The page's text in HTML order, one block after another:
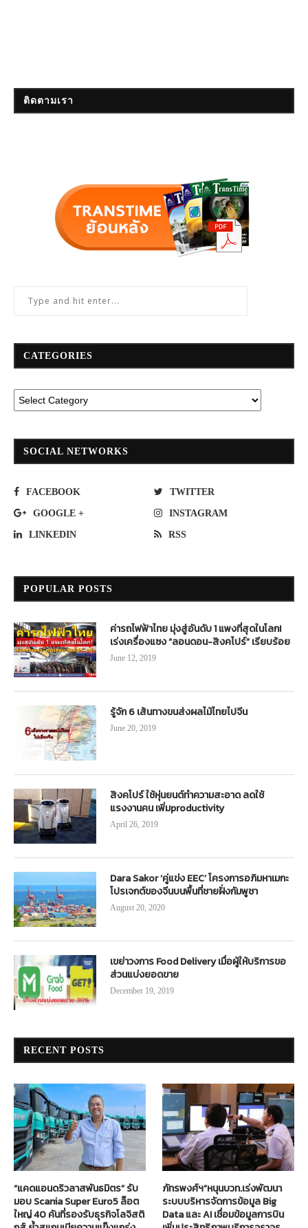
ติดตามเรา
CATEGORIES
SOCIAL NETWORKS
FACEBOOK TWITTER
GOOGLE + INSTAGRAM
LINKEDIN RSS
POPULAR POSTS
ค่ารถไฟฟ้าไทย มุ่งสู่อันดับ 1 แพงที่สุดในโลก!
เร่งเครื่องแซง “ลอนดอน-สิงคโปร์” เรียบร้อย
June 12, 2019
รู้จัก 6 เส้นทางขนส่งผลไม้ไทยไปจีน
June 20, 2019
สิงคโปร์ ใช้หุ่นยนต์ทำความสะอาด ลดใช้
แรงงานคน เพิ่มproductivity
April 26, 2019
Dara Sakor ‘คู่แข่ง EEC’ โครงการอภิมหาเมกะ
โปรเจกต์ของจีนบนพื้นที่ชายฝั่งกัมพูชา
August 20, 2020
เขย่าวงการ Food Delivery เมื่อผู้ให้บริการขอ
ส่วนแบ่งยอดขาย
December 19, 2019
RECENT POSTS
“แคดแอนดริวลาสพันธมิตร” รับ
มอบ Scania Super Euro5 ล็อต
ใหญ่ 40 คันที่รองรับธุรกิจโลจิสติ
ภัทรพงศ์ฯ”หนุนบวท.เร่งพัฒนา
ระบบบริหารจัดการข้อมูล Big
Data และ AI เชื่อมข้อมูลการบิน